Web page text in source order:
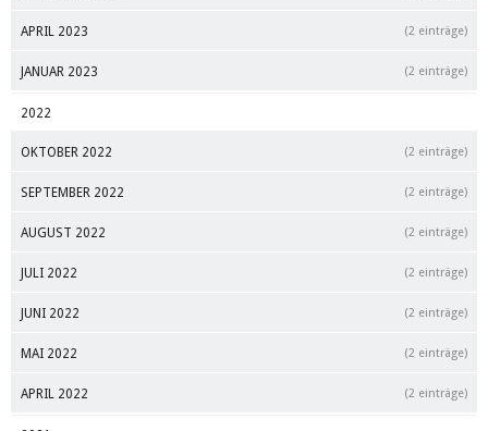
APRIL 2023 (2 einträge)
JANUAR 2023 (2 einträge)
2022
OKTOBER 2022 (2 einträge)
SEPTEMBER 2022 (2 einträge)
AUGUST 2022 (2 einträge)
JULI 2022 (2 einträge)
JUNI 2022 (2 einträge)
MAI 2022 (2 einträge)
APRIL 2022 (2 einträge)